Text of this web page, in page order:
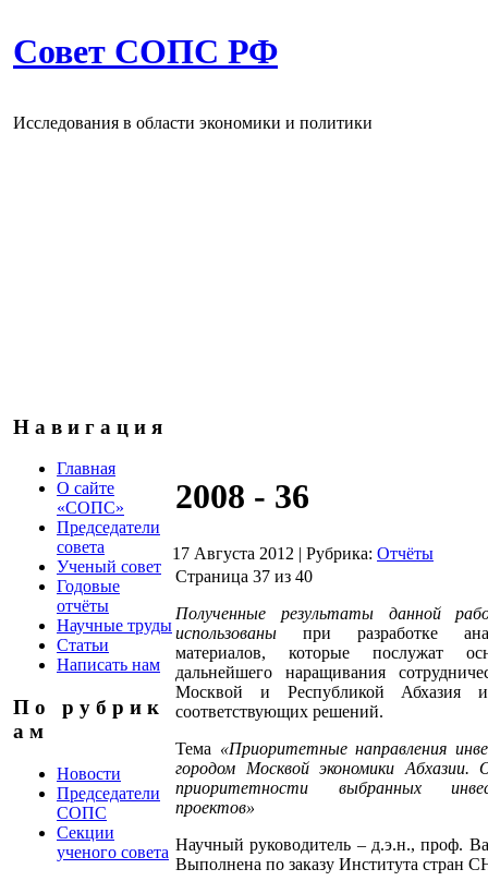
Совет СОПС РФ
Исследования в области экономики и политики
Н а в и г а ц и я
Главная
О сайте
«СОПС»
Председатели
совета
Ученый совет
Годовые
отчёты
Научные труды
Статьи
Написать нам
П о р у б р и к
а м
Новости
Председатели
СОПС
Секции
ученого совета
2008 - 36
17 Августа 2012 | Рубрика: Отчёты
Страница 37 из 40
Полученные результаты данной
использованы при разработке
материалов, которые послужат
дальнейшего наращивания
Москвой и Республикой Абхазия
соответствующих решений.
Тема «Приоритетные направления
городом Москвой экономики Абхазии.
приоритетности выбранных
проектов»
Научный руководитель – д.э.н., проф.
Выполнена по заказу Института стран